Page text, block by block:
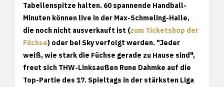
Tabellenspitze halten. 60 spannende Handball-
Minuten können live in der Max-Schmeling-Halle,
die noch nicht ausverkauft ist (zum Ticketshop der
Füchse) oder bei Sky verfolgt werden. "Jeder
weiß, wie stark die Füchse gerade zu Hause sind",
freut sich THW-Linksaußen Rune Dahmke auf die
Top-Partie des 17. Spieltags in der stärksten Liga